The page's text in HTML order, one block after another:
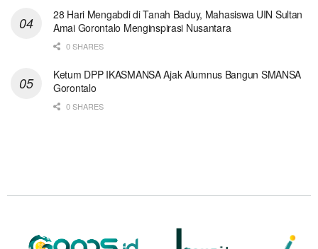
28 Hari Mengabdi di Tanah Baduy, Mahasiswa UIN Sultan
Amai Gorontalo Menginspirasi Nusantara
0 SHARES
Ketum DPP IKASMANSA Ajak Alumnus Bangun SMANSA
Gorontalo
0 SHARES